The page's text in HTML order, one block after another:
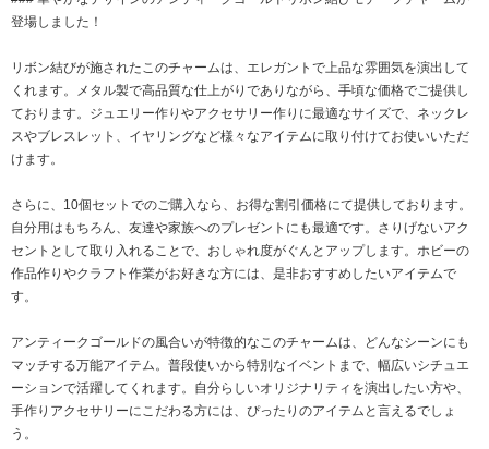
登場しました！
リボン結びが施されたこのチャームは、エレガントで上品な雰囲気を演出して
くれます。メタル製で高品質な仕上がりでありながら、手頃な価格でご提供し
ております。ジュエリー作りやアクセサリー作りに最適なサイズで、ネックレ
スやブレスレット、イヤリングなど様々なアイテムに取り付けてお使いいただ
けます。
さらに、10個セットでのご購入なら、お得な割引価格にて提供しております。
自分用はもちろん、友達や家族へのプレゼントにも最適です。さりげないアク
セントとして取り入れることで、おしゃれ度がぐんとアップします。ホビーの
作品作りやクラフト作業がお好きな方には、是非おすすめしたいアイテムで
す。
アンティークゴールドの風合いが特徴的なこのチャームは、どんなシーンにも
マッチする万能アイテム。普段使いから特別なイベントまで、幅広いシチュエ
ーションで活躍してくれます。自分らしいオリジナリティを演出したい方や、
手作りアクセサリーにこだわる方には、ぴったりのアイテムと言えるでしょ
う。